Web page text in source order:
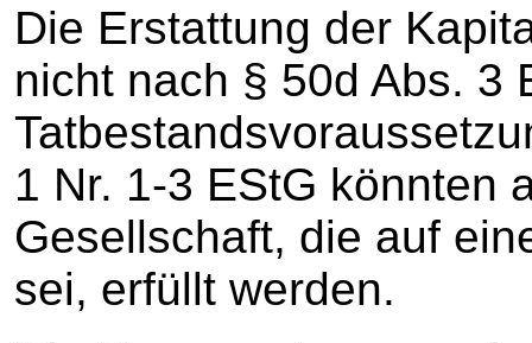
Die Erstattung der
nicht nach § 50d Abs. 3
1 Nr. 1-3 EStG könnten
Gesellschaft, die auf
sei, erfüllt werden.